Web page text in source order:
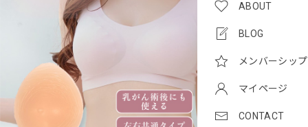
ABOUT
BLOG
メンバーシップ
マイページ
CONTACT